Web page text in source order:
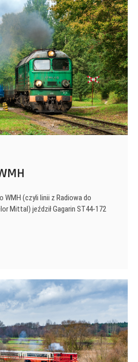
WMH (czyli linii z Radiowa do
Mittal) jeździł Gagarin ST44-172